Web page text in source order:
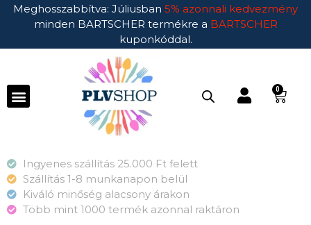
Meghosszabbítva: Júliusban 5% azonnali kedvezmény
minden BARTSCHER termékre a BARTSCHER
kuponkóddal.
0
Ingyenes szállítás 25.000 Ft felett
Szállítás 1-8 munkanapon belül
Kiváló minőség alacsony árakon
Több mint 1000 termék azonnal raktáron